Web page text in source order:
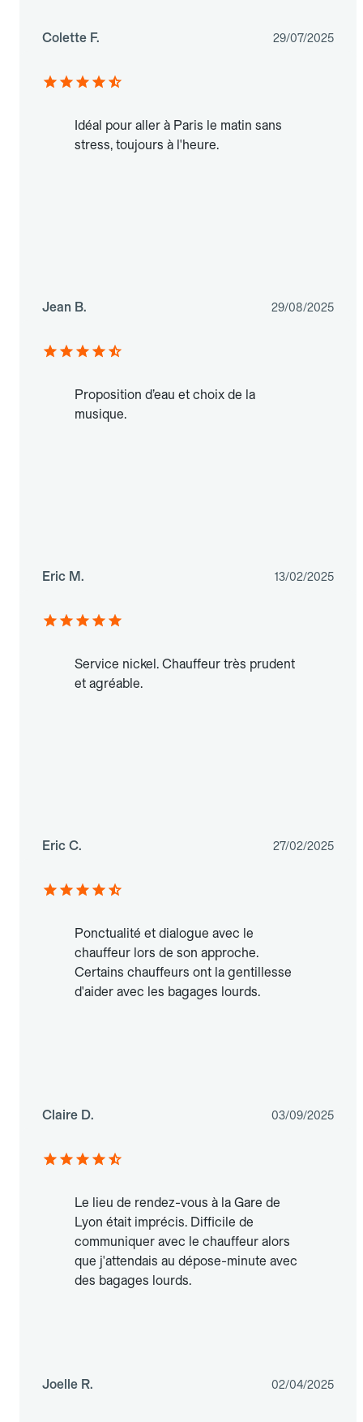
Colette F. 29/07/2025
Idéal pour aller à Paris le matin sans
stress, toujours à l'heure.
Jean B. 29/08/2025
Proposition d’eau et choix de la
musique.
Eric M. 13/02/2025
Service nickel. Chauffeur très prudent
et agréable.
Eric C. 27/02/2025
Ponctualité et dialogue avec le
chauffeur lors de son approche.
Certains chauffeurs ont la gentillesse
d'aider avec les bagages lourds.
Claire D. 03/09/2025
Le lieu de rendez-vous à la Gare de
Lyon était imprécis. Difficile de
communiquer avec le chauffeur alors
que j'attendais au dépose-minute avec
des bagages lourds.
Joelle R. 02/04/2025